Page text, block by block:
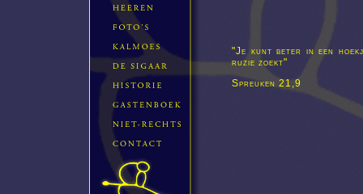
"Je kunt beter in een
ruzie zoekt"
Spreuken 21,9